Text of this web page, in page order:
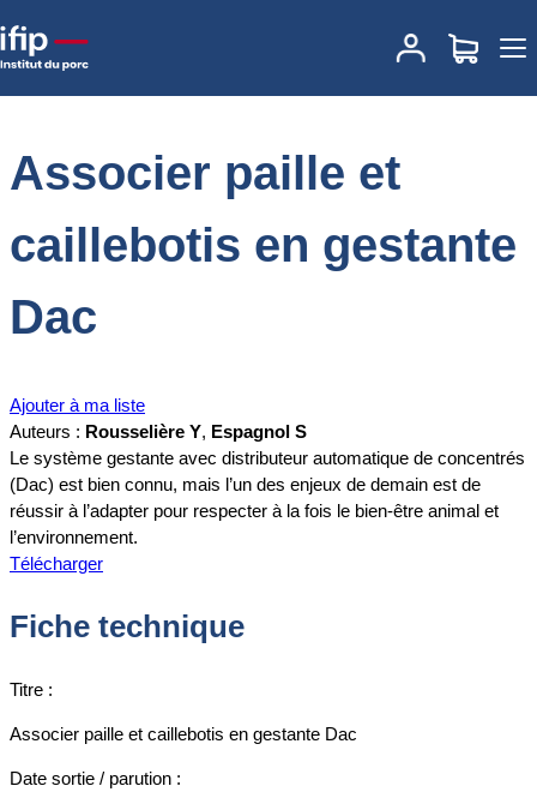
Accueil
Associer paille et caillebotis en gestante
Dac
Associer paille et
caillebotis en gestante
Dac
Ajouter à ma liste
Auteurs : Rousselière Y, Espagnol S
Le système gestante avec distributeur automatique de concentrés
(Dac) est bien connu, mais l’un des enjeux de demain est de
réussir à l’adapter pour respecter à la fois le bien-être animal et
l’environnement.
Télécharger
Fiche technique
Titre :
Associer paille et caillebotis en gestante Dac
Date sortie / parution :